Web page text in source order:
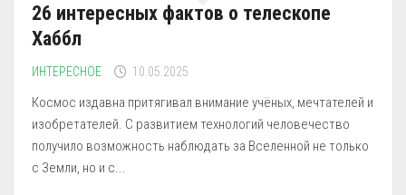
26 интересных фактов о телескопе
Хаббл
ИНТЕРЕСНОЕ 10.05.2025
Космос издавна притягивал внимание учёных, мечтателей и
изобретателей. С развитием технологий человечество
получило возможность наблюдать за Вселенной не только
с Земли, но и с...